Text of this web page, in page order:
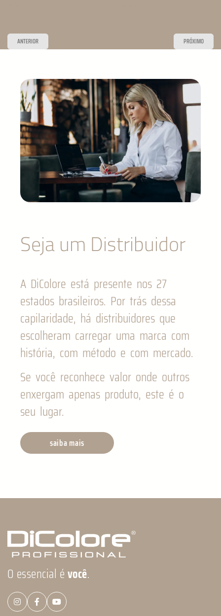
ANTERIOR PRÓXIMO
Seja um Distribuidor
A DiColore está presente nos 27
estados brasileiros. Por trás dessa
capilaridade, há distribuidores que
escolheram carregar uma marca com
história, com método e com mercado.
Se você reconhece valor onde outros
enxergam apenas produto, este é o
seu lugar.
saiba mais
O essencial évocê.